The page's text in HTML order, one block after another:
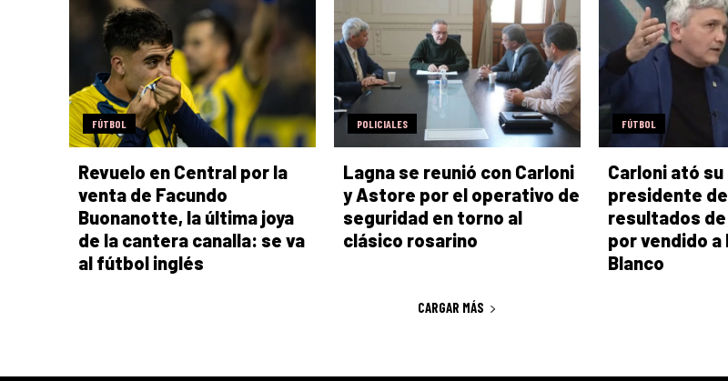
FÚTBOL
Revuelo en Central por la
venta de Facundo
Buonanotte, la última joya
de la cantera canalla: se va
al fútbol inglés
POLICIALES
Lagna se reunió con Carloni
y Astore por el operativo de
seguridad en torno al
clásico rosarino
FÚTBOL
Carloni ató
presidente
resultados de
por vendido a
Blanco
CARGAR MÁS